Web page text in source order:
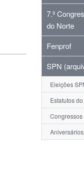
7.º
do Norte
Fenprof
SPN
Eleições
Estatutos
Congressos
Aniversários